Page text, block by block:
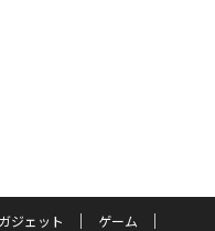
ガジェット
ゲーム